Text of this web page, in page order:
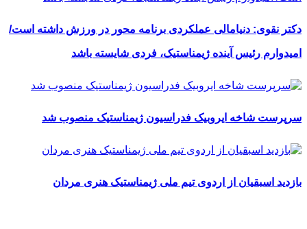
دکتر نقوی: دنیامالی عملکردی برنامه محور در ورزش داشته است/
امیدوارم رئیس آینده ژیمناستیک، فردی شایسته باشد
سرپرست شاخه ایروبیک فدراسیون ژیمناستیک منصوب شد
بازدید اسبقیان از اردوی تیم ملی ژیمناستیک هنری مردان